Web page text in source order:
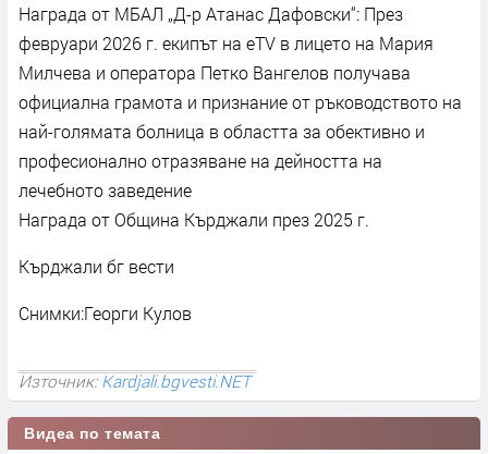
Награда от МБАЛ „Д-р Атанас Дафовски“: През
февруари 2026 г. екипът на eTV в лицето на Мария
Милчева и оператора Петко Вангелов получава
официална грамота и признание от ръководството на
най-голямата болница в областта за обективно и
професионално отразяване на дейността на
лечебното заведение
Награда от Община Кърджали през 2025 г.
Кърджали бг вести
Снимки:Георги Кулов
Източник:Kardjali.bgvesti.NET
Видеа по темата